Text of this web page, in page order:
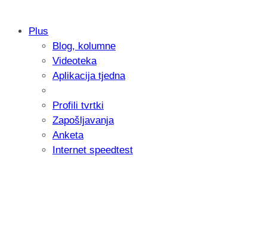
Samsung otkrio kako je nastajala
donijelo tanje i izdržljivije preklopne
Plus
Blog, kolumne
Videoteka
Aplikacija tjedna
Profili tvrtki
Zapošljavanja
Anketa
Internet speedtest